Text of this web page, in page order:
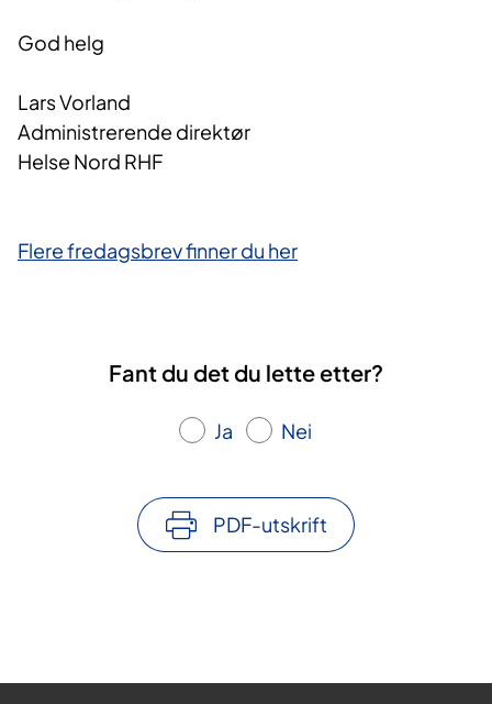
God helg
Lars Vorland
Administrerende direktør
Helse Nord RHF
Flere fredagsbrev finner du her
Fant du det du lette etter?
Ja Nei
PDF-utskrift